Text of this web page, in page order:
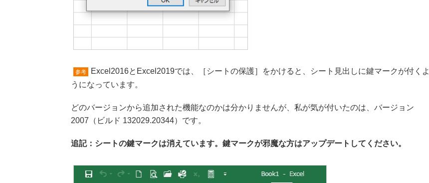
参考
Excel2016とExcel2019では、［シートの保護］をかけると、シート見出しに鍵マークが付くよ
うになっています。
どのバージョンから追加された機能なのかは分かりませんが、私が気が付いたのは、バージョン
2007（ビルド 132029.20344）です。
追記：シートの鍵マークは消えています。鍵マークが邪魔な方はアップデートしてください。